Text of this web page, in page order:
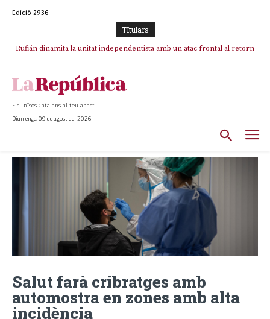
Edició 2936
TItulars
Rufián dinamita la unitat independentista amb un atac frontal al retorn
Els Països Catalans al teu abast
Diumenge, 09 de agost del 2026
Salut farà cribratges amb
automostra en zones amb alta
incidència